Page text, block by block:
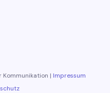
| Impressum